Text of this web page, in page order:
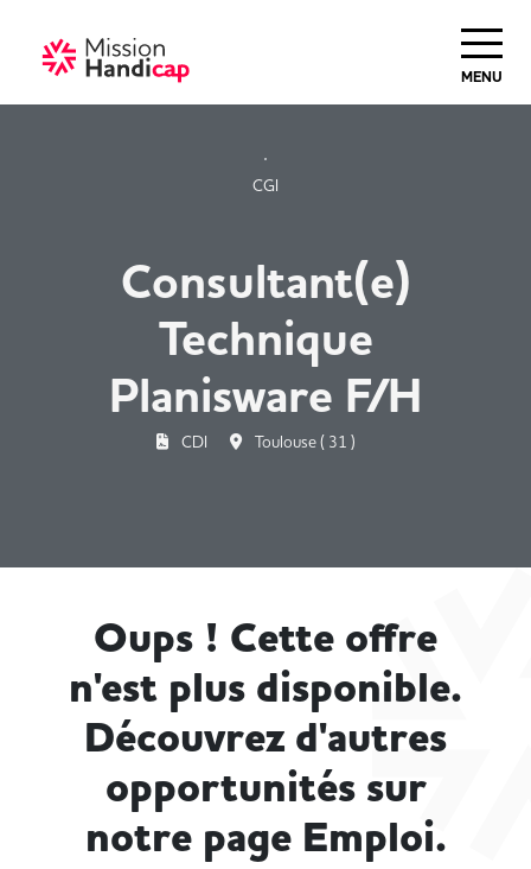
MENU
CGI
Consultant(e)
Technique
Planisware F/H
CDI Toulouse ( 31 )
Oups ! Cette offre
n'est plus disponible.
Découvrez d'autres
opportunités sur
notre page Emploi.